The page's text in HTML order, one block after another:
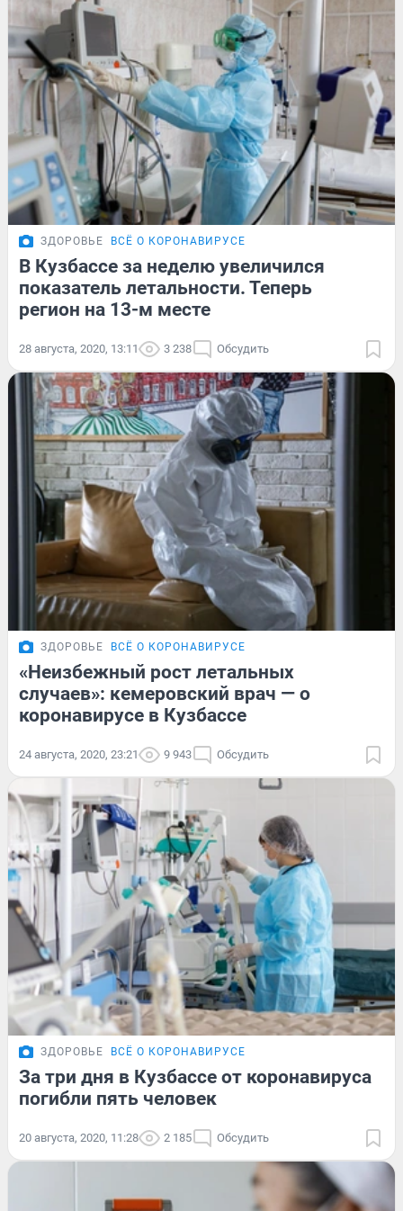
ЗДОРОВЬЕ ВСЁ О КОРОНАВИРУСЕ
В Кузбассе за неделю увеличился
показатель летальности. Теперь
регион на 13-м месте
28 августа, 2020, 13:11 3 238 Обсудить
ЗДОРОВЬЕ ВСЁ О КОРОНАВИРУСЕ
«Неизбежный рост летальных
случаев»: кемеровский врач — о
коронавирусе в Кузбассе
24 августа, 2020, 23:21 9 943 Обсудить
ЗДОРОВЬЕ ВСЁ О КОРОНАВИРУСЕ
За три дня в Кузбассе от коронавируса
погибли пять человек
20 августа, 2020, 11:28 2 185 Обсудить